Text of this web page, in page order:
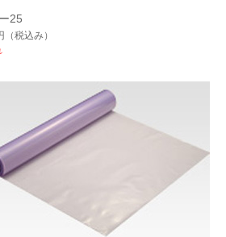
25
（税込み）